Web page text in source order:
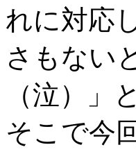
れに対応
さもない
（泣）」
そこで今